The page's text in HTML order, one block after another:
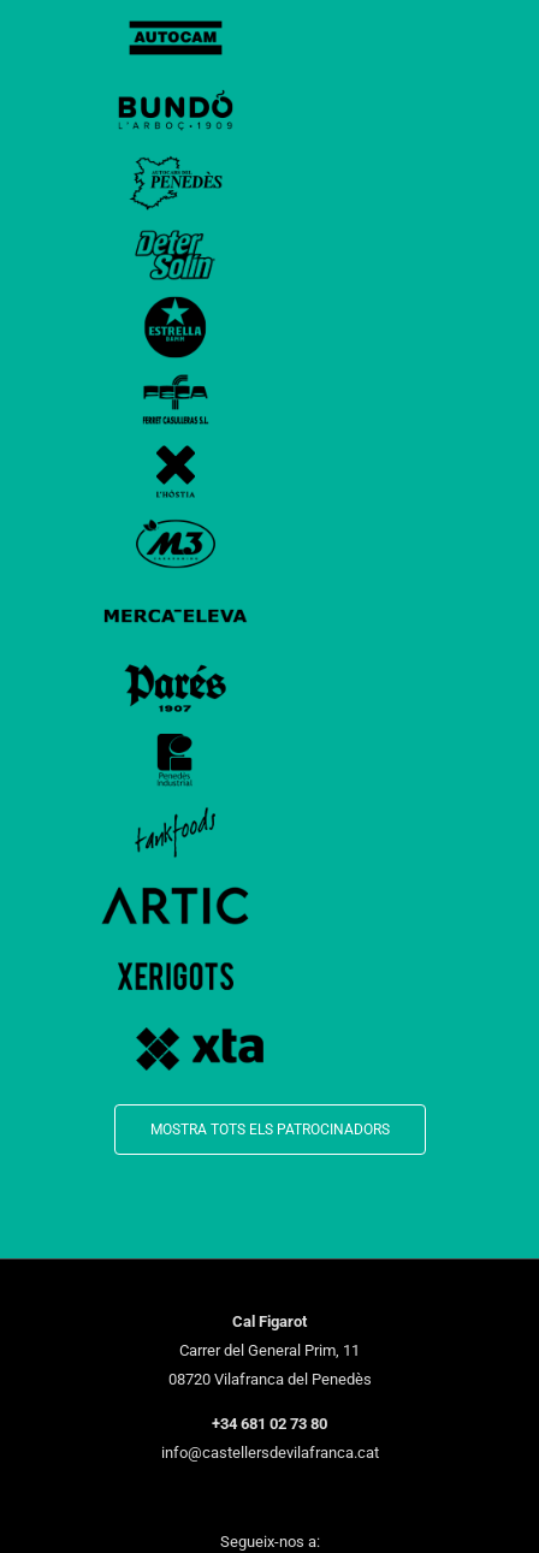
MOSTRA TOTS ELS PATROCINADORS
Cal Figarot
Carrer del General Prim, 11
08720 Vilafranca del Penedès
+34 681 02 73 80
info@castellersdevilafranca.cat
Segueix-nos a: